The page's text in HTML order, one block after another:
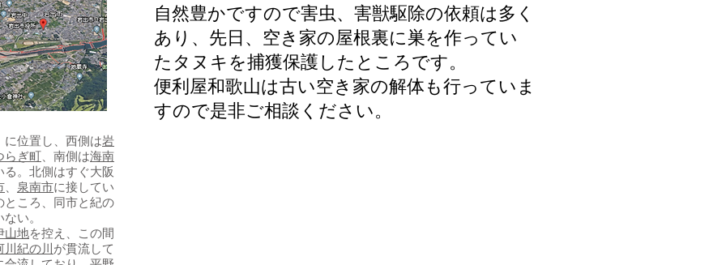
に位置し、西側は岩
らぎ町、南側は海南
る。北側はすぐ大阪
、 泉南市に接してい
ところ、同市と紀の
い。
山地を控え、この間
紀の川 が貫流して
自然豊かですので害虫、害獣駆除の依頼は多く
あり、先日、空き家の屋根裏に巣を作ってい
たタヌキを捕獲保護したところです。
便利屋和歌山は古い空き家の解体も行っていま
すので​是非ご相談ください。